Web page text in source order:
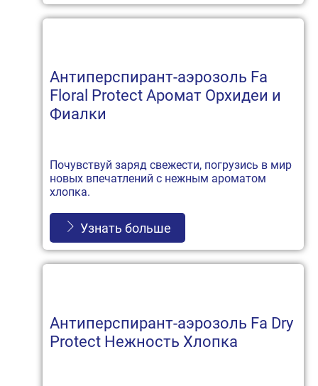
Антиперспирант-аэрозоль Fa
Floral Protect Аромат Орхидеи и
Фиалки
Почувствуй заряд свежести, погрузись в мир
новых впечатлений с нежным ароматом
хлопка.
Узнать больше
Антиперспирант-аэрозоль Fa Dry
Protect Нежность Хлопка